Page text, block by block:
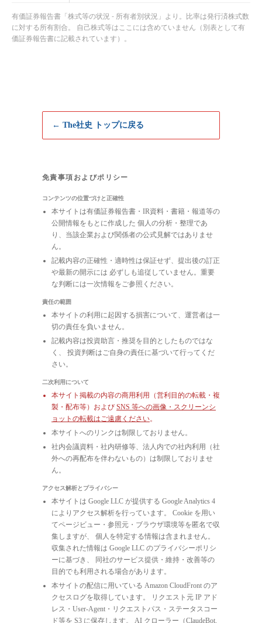
有価証券報告書「株式等の状況 - 所有者別状況」より。比率は発行済株式数
に対する所有割合。 自己株式等はここには含めていません（別表として有
価証券報告書に記載されています）。
← The社史 トップに戻る
免責事項およびポリシー
コンテンツの位置づけと正確性
本サイトは有価証券報告書・IR資料・書籍・報道等の
公開情報をもとに作成した 個人の分析・整理であ
り、当該企業および関係者の公式見解ではありませ
ん。
記載内容の正確性・適時性は保証せず、提出後の訂正
や最新の開示には 必ずしも追従していません。重要
な判断には一次情報をご参照ください。
責任の範囲
本サイトの利用に起因する損害について、運営者は一
切の責任を負いません。
記載内容は投資助言・推奨を目的としたものではな
く、 投資判断はご自身の責任に基づいて行ってくだ
さい。
二次利用について
本サイト掲載の内容の商用利用（営利目的の転載・複
製・配布等）および SNS 等への画像・スクリーンシ
ョットの転載はご遠慮ください。
本サイトへのリンクは制限しておりません。
社内会議資料・社内研修等、法人内での社内利用（社
外への再配布を伴わないもの）は制限しておりませ
ん。
アクセス解析とプライバシー
本サイトは Google LLC が提供する Google Analytics 4
によりアクセス解析を行っています。 Cookie を用い
てページビュー・参照元・ブラウザ環境等を匿名で収
集しますが、 個人を特定する情報は含まれません。
収集された情報は Google LLC のプライバシーポリシ
ーに基づき、 同社のサービス提供・維持・改善等の
目的でも利用される場合があります。
本サイトの配信に用いている Amazon CloudFront のア
クセスログを取得しています。 リクエスト元 IP アド
レス・User-Agent・リクエストパス・ステータスコー
ド等を S3 に保存します。 AI クローラー（ClaudeBot,